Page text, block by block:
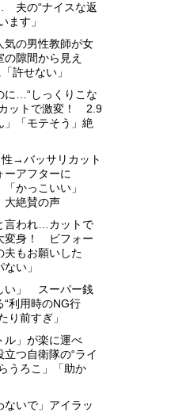
夫の“ナイスな返
ます」
気の男性教師が女
隙間から見え
許せない」
に…“しっくりこな
ットで激変！ 2.9
」「モテそう」絶
性→バッサリカット
アフターに
「かっこいい」
大絶賛の声
言われ…カットで
変身！ ビフォー
夫もお願いした
い」
い」 スーパー銭
利用時のNG行
り前すぎ」
ル」が楽に運べ
つ自衛隊の“ライ
うろこ」「助か
ないで」アイラッ